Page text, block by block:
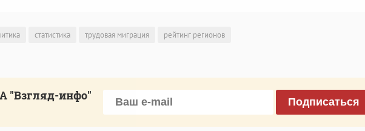
статистика трудовая миграция
рейтинг регионов
"Взгляд-инфо" Подписаться